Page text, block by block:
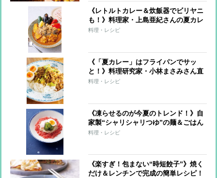
《レトルトカレー＆炊飯器でビリヤニ
も！》料理家・上島亜紀さんの夏カレ
ーレシピ
料理・レシピ
《「夏カレー」はフライパンでサッ
と！》料理研究家・小林まさみさん直
伝レシピ
料理・レシピ
《凍らせるのが今夏のトレンド！》自
家製“シャリシャリつゆ”の麺＆ごはん
7レシピ
料理・レシピ
《楽すぎ！包まない“時短餃子”》焼く
だけ＆レンチンで完成の簡単レシピ！